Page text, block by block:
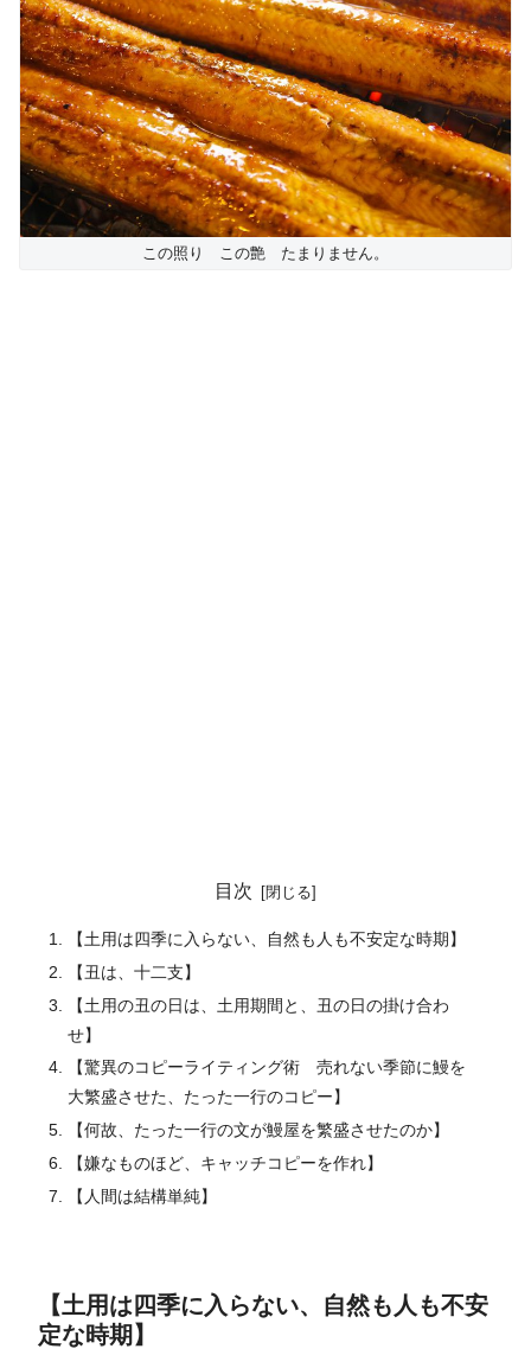
この照り この艶 たまりません。
目次
【土用は四季に入らない、自然も人も不安定な時期】
【丑は、十二支】
【土用の丑の日は、土用期間と、丑の日の掛け合わ
せ】
【驚異のコピーライティング術 売れない季節に鰻を
大繁盛させた、たった一行のコピー】
【何故、たった一行の文が鰻屋を繁盛させたのか】
【嫌なものほど、キャッチコピーを作れ】
【人間は結構単純】
【土用は四季に入らない、自然も人も不安
定な時期】